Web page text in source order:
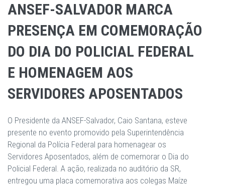
ANSEF-SALVADOR MARCA
PRESENÇA EM COMEMORAÇÃO
DO DIA DO POLICIAL FEDERAL
E HOMENAGEM AOS
SERVIDORES APOSENTADOS
O Presidente da ANSEF-Salvador, Caio Santana, esteve
presente no evento promovido pela Superintendência
Regional da Polícia Federal para homenagear os
Servidores Aposentados, além de comemorar o Dia do
Policial Federal. A ação, realizada no auditório da SR,
entregou uma placa comemorativa aos colegas Maíze